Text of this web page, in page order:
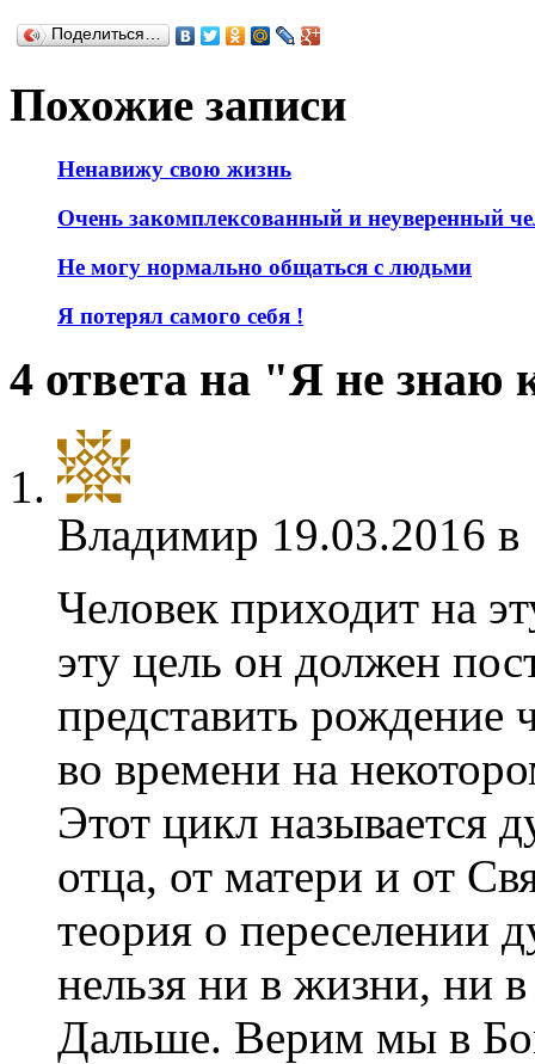
Поделиться…
Похожие записи
Ненавижу свою жизнь
Очень закомплексованный и неуверенный
Не могу нормально общаться с людьми
Я потерял самого себя !
4 ответа на "Я не знаю
Владимир 19.03.2016
Человек приходит на
эту цель он должен
представить рождение
во времени на
Этот цикл называется
отца, от матери и от
теория о переселении
нельзя ни в жизни, ни
Дальше. Верим мы в